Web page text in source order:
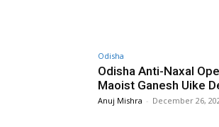
Odisha
Odisha Anti-Naxal
Maoist Ganesh Uike
Anuj Mishra - December 26,